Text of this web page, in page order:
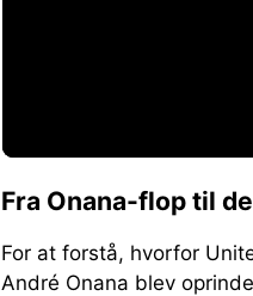
Fra Onana-flop til
For at forstå, hvorfor
André Onana blev